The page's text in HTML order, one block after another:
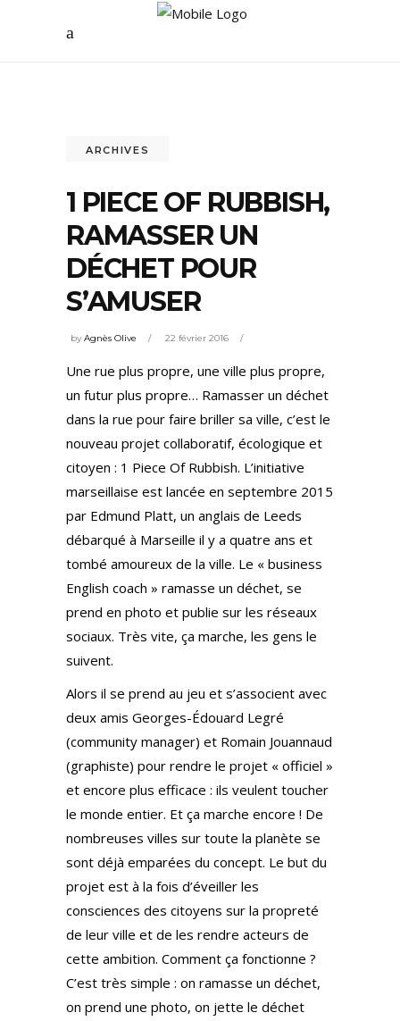
ARCHIVES
1 PIECE OF RUBBISH,
RAMASSER UN
DÉCHET POUR
S’AMUSER
byAgnès Olive 22 février 2016
Une rue plus propre, une ville plus propre,
un futur plus propre… Ramasser un déchet
dans la rue pour faire briller sa ville, c’est le
nouveau projet collaboratif, écologique et
citoyen : 1 Piece Of Rubbish. L’initiative
marseillaise est lancée en septembre 2015
par Edmund Platt, un anglais de Leeds
débarqué à Marseille il y a quatre ans et
tombé amoureux de la ville. Le « business
English coach » ramasse un déchet, se
prend en photo et publie sur les réseaux
sociaux. Très vite, ça marche, les gens le
suivent.
Alors il se prend au jeu et s’associent avec
deux amis Georges-Édouard Legré
(community manager) et Romain Jouannaud
(graphiste) pour rendre le projet « officiel »
et encore plus efficace : ils veulent toucher
le monde entier. Et ça marche encore ! De
nombreuses villes sur toute la planète se
sont déjà emparées du concept. Le but du
projet est à la fois d’éveiller les
consciences des citoyens sur la propreté
de leur ville et de les rendre acteurs de
cette ambition. Comment ça fonctionne ?
C’est très simple : on ramasse un déchet,
on prend une photo, on jette le déchet